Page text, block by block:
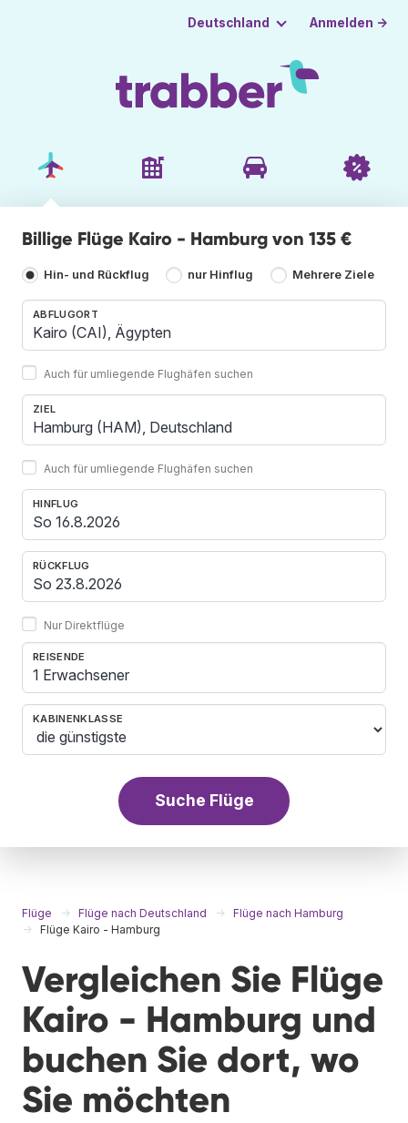
Deutschland Anmelden →
Billige Flüge Kairo - Hamburg von 135 €
Hin- und Rückflug nur Hinflug Mehrere Ziele
ABFLUGORT
Auch für umliegende Flughäfen suchen
ZIEL
Auch für umliegende Flughäfen suchen
HINFLUG
RÜCKFLUG
Nur Direktflüge
REISENDE
1 Erwachsener
KABINENKLASSE
Suche Flüge
Flüge Flüge nach Deutschland
Flüge nach Hamburg
Flüge Kairo - Hamburg
Vergleichen Sie Flüge
Kairo - Hamburg und
buchen Sie dort, wo
Sie möchten